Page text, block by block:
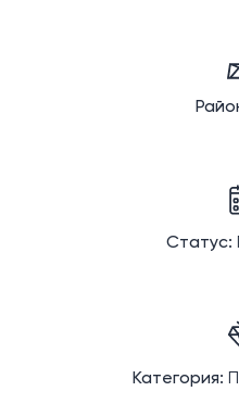
Статус:
Категория: